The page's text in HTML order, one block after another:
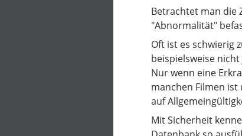
Betrachtet man die
"Abnormalität"
Oft ist es schwierig
beispielsweise
Nur wenn eine
manchen Filmen
auf
Mit Sicherheit